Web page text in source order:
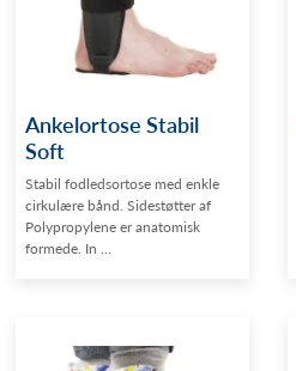
Ankelortose Stabil
Soft
Stabil fodledsortose med enkle
cirkulære bånd. Sidestøtter af
Polypropylene er anatomisk
formede. In ...